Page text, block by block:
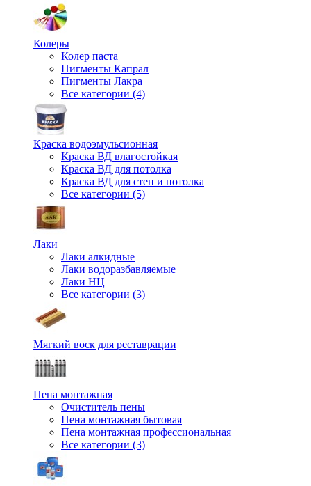
Колеры
Колер паста
Пигменты Капрал
Пигменты Лакра
Все категории (4)
Краска водоэмульсионная
Краска ВД влагостойкая
Краска ВД для потолка
Краска ВД для стен и потолка
Все категории (5)
Лаки
Лаки алкидные
Лаки водоразбавляемые
Лаки НЦ
Все категории (3)
Мягкий воск для реставрации
Пена монтажная
Очиститель пены
Пена монтажная бытовая
Пена монтажная профессиональная
Все категории (3)